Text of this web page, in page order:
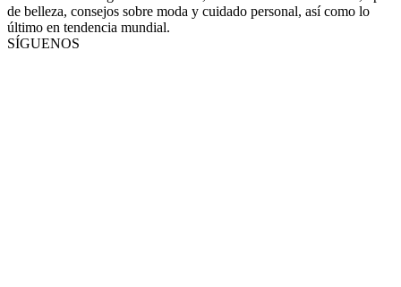
de belleza, consejos sobre moda y cuidado personal, así como lo
último en tendencia mundial.
SÍGUENOS